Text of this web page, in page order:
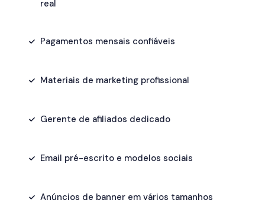
real
Pagamentos mensais confiáveis
Materiais de marketing profissional
Gerente de afiliados dedicado
Email pré-escrito e modelos sociais
Anúncios de banner em vários tamanhos